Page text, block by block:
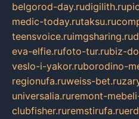
belgorod-day.rudigilith.ru
medic-today.rutaksu.ru
teensvoice.ruimgsharing.ru
eva-elfie.rufoto-tur.rubiz-
veslo-i-yakor.ruborodino-
regionufa.ruweiss-bet.ru
universalia.ruremont-
clubfisher.ruremstirufa.ru